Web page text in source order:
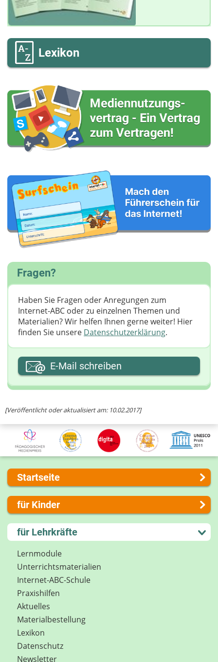
[Veröffentlicht oder aktualisiert am: 10.02.2017]
Lexikon
Fragen?
Haben Sie Fragen oder Anregungen zum
Internet-ABC oder zu einzelnen Themen und
Materialien? Wir helfen Ihnen gerne weiter! ​Hier
finden Sie unsere Datenschutzerklärung.
Ihre E-Mail-Adresse
E-Mail schreiben
Startseite
Über uns
Presse
Kontakt
Impressum
Internet-ABC Sitemap
Barrierefreiheit
Länderprojekte
für Kinder
Lernen und Schule
Hobby und Freizeit
Spiel und Spaß
Mitreden und Mitmachen
Lexikon
Datenschutz
Newsletter
für Lehrkräfte
Lernmodule
Unterrichts­materialien
Internet-ABC-Schule
Praxishilfen
Aktuelles
Materialbestellung
Lexikon
Datenschutz
Newsletter